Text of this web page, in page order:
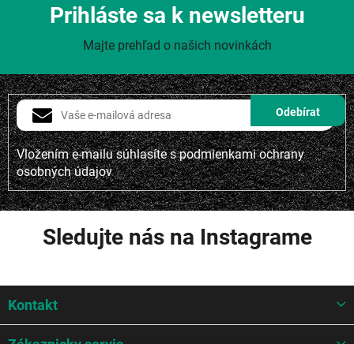
Vložením e-mailu súhlasíte spodmienkami ochrany
osobných údajov
Prihláste sa k newsletteru
Majte prehľad o našich novinkách
Sledujte nás na Instagrame
p
Kontakt